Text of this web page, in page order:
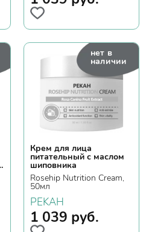
нет в
наличии
Крем для лица
питательный с маслом
шиповника
Rosehip Nutrition Cream,
50мл
PEKAH
1 039 руб.